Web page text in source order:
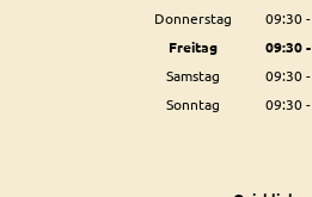
Donnerstag 09:30-
Freitag 09:30-
Samstag 09:30-
Sonntag 09:30-